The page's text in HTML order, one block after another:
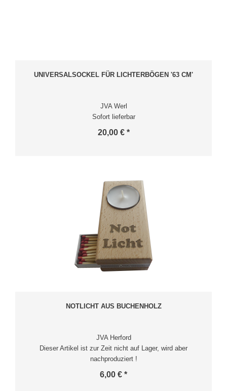
UNIVERSALSOCKEL FÜR LICHTERBÖGEN '63 CM'
JVA Werl
Sofort lieferbar
20,00 € *
NOTLICHT AUS BUCHENHOLZ
JVA Herford
Dieser Artikel ist zur Zeit nicht auf Lager, wird aber
nachproduziert !
6,00 € *